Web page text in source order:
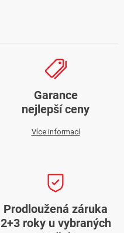
Garance
nejlepší ceny
Více informací
Prodloužená záruka
2+3 roky u vybraných